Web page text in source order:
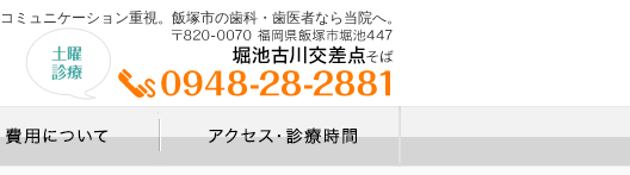
コミュニケーション重視。飯塚市の歯科・歯医者なら当院へ。